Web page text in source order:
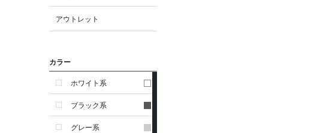
アウトレット
カラー
ホワイト系
ブラック系
グレー系